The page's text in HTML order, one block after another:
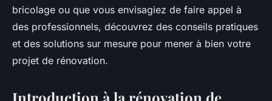
bricolage ou que vous envisagiez de faire appel à
des professionnels, découvrez des conseils pratiques
et des solutions sur mesure pour mener à bien votre
projet de rénovation.